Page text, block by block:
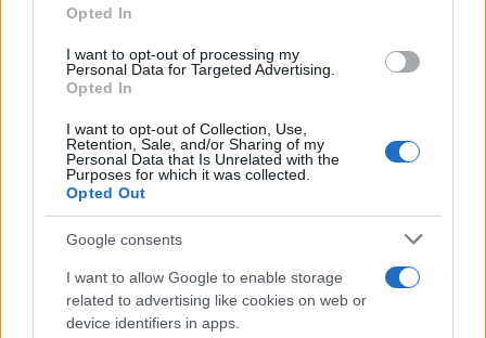
Opted In
I want to opt-out of processing my
Personal Data for Targeted Advertising.
Opted In
I want to opt-out of Collection, Use,
Retention, Sale, and/or Sharing of my
Personal Data that Is Unrelated with the
Purposes for which it was collected.
Opted Out
Google consents
I want to allow Google to enable storage
related to advertising like cookies on web or
device identifiers in apps.
idea dal 2011?
Rispondi
David
16 Gennaio 2022, 17:25 17:25
Per il PD accettare il cavaliere come Presidente sarebbe un
ottimo esercizio di democrazia
Rispondi